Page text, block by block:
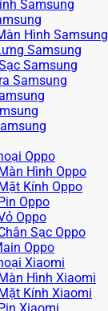
Samsung
Hình Samsung
Samsung
Samsung
Samsung
Oppo
Hình Oppo
Kính Oppo
Oppo
Oppo
Sạc Oppo
Oppo
Xiaomi
Hình Xiaomi
Kính Xiaomi
Xiaomi